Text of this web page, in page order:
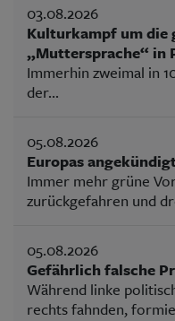
03.08.2026
Kulturkampf um die
„Muttersprache“ in
Immerhin zweimal in
der...
05.08.2026
Europas
Immer mehr grüne
zurückgefahren und
05.08.2026
Gefährlich falsche
Während linke
rechts fahnden,